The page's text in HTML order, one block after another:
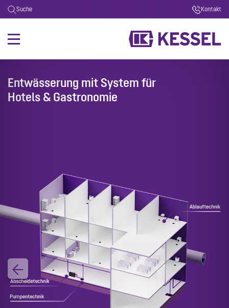
Suche Kontakt
Entwässerung mit System für
Hotels & Gastronomie